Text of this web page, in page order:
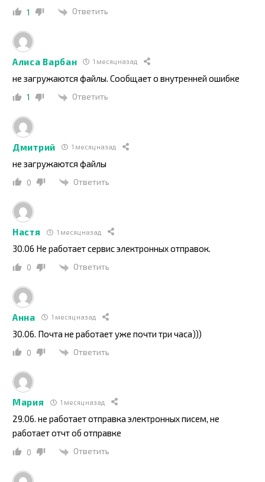
1 Ответить
Алиса Варбан 1 месяц назад
не загружаются файлы. Сообщает о внутренней ошибке
1 Ответить
Дмитрий 1 месяц назад
не загружаются файлы
0 Ответить
Настя 1 месяц назад
30.06 Не работает сервис электронных отправок.
0 Ответить
Анна 1 месяц назад
30.06. Почта не работает уже почти три часа)))
0 Ответить
Мария 1 месяц назад
29.06. не работает отправка электронных писем, не
работает отчт об отправке
0 Ответить